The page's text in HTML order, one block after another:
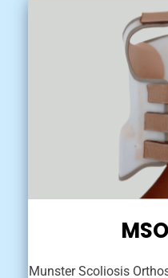
Munster Scoliosis